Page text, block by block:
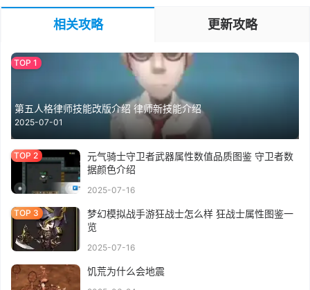
相关攻略 更新攻略
第五人格律师技能改版介绍 律师新技能介绍
2025-07-01
元气骑士守卫者武器属性数值品质图鉴 守卫者数
据颜色介绍
2025-07-16
梦幻模拟战手游狂战士怎么样 狂战士属性图鉴一
览
2025-07-16
饥荒为什么会地震